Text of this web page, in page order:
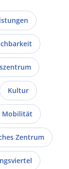
Kultur
Mobilität
Zentrum